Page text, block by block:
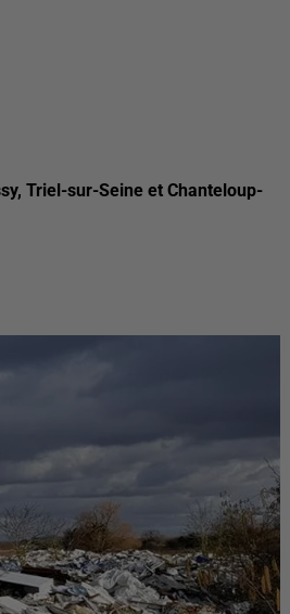
Triel-sur-Seine et Chanteloup-